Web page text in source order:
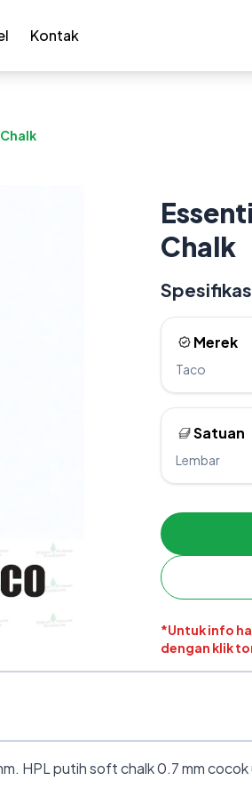
Kontak
Chalk
Merek
Taco
Satuan
Lembar
*Untuk info
dengan klik
HPL putih soft chalk 0.7 mm